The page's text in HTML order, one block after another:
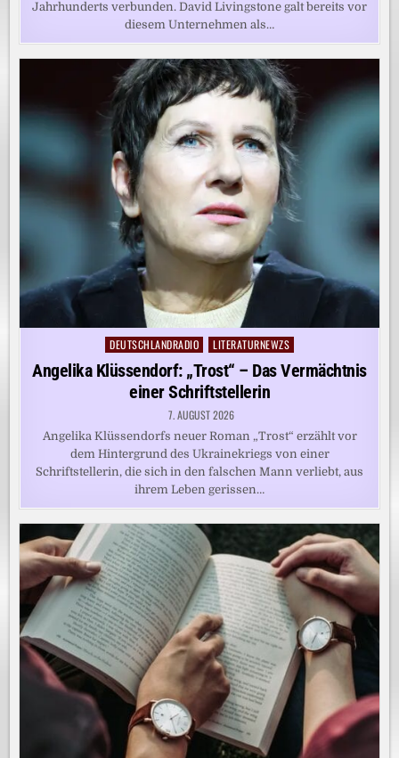
Jahrhunderts verbunden. David Livingstone galt bereits vor
diesem Unternehmen als…
Posted
in
DEUTSCHLANDRADIO LITERATURNEWZS
Angelika Klüssendorf: „Trost“ – Das Vermächtnis
einer Schriftstellerin
7. AUGUST 2026
Angelika Klüssendorfs neuer Roman „Trost“ erzählt vor
dem Hintergrund des Ukrainekriegs von einer
Schriftstellerin, die sich in den falschen Mann verliebt, aus
ihrem Leben gerissen…